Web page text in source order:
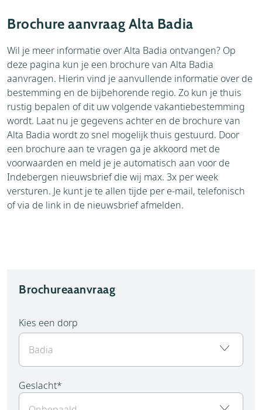
Weer
Aanvraag
Thema's
Bezienswaardigheden
Omgeving
Brochure aanvraag Alta Badia
Wil je meer informatie over Alta Badia ontvangen? Op
deze pagina kun je een brochure van Alta Badia
aanvragen. Hierin vind je aanvullende informatie over de
bestemming en de bijbehorende regio. Zo kun je thuis
rustig bepalen of dit uw volgende vakantiebestemming
wordt. Laat nu je gegevens achter en de brochure van
Alta Badia wordt zo snel mogelijk thuis gestuurd. Door
een brochure aan te vragen ga je akkoord met de
voorwaarden en meld je je automatisch aan voor de
Indebergen nieuwsbrief die wij max. 3x per week
versturen. Je kunt je te allen tijde per e-mail, telefonisch
of via de link in de nieuwsbrief afmelden.
Brochureaanvraag
Kies een dorp
Geslacht*